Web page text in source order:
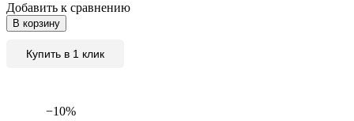
Добавить к сравнению
В корзину
Купить в 1 клик
−10%